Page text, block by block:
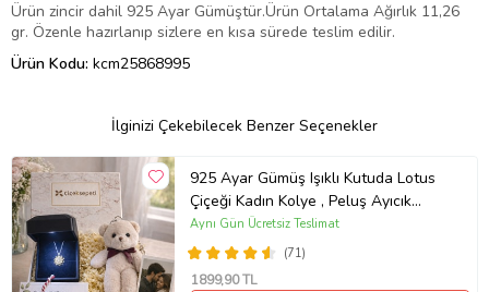
Ürün zincir dahil 925 Ayar Gümüştür.Ürün Ortalama Ağırlık 11,26
gr. Özenle hazırlanıp sizlere en kısa sürede teslim edilir.
Ürün Kodu: kcm25868995
İlginizi Çekebilecek Benzer Seçenekler
925 Ayar Gümüş Işıklı Kutuda Lotus
Çiçeği Kadın Kolye , Peluş Ayıcık
Anahtarlık Marteniçka Bileklik,
Polaroid Fotoğraf Hediye
(71)
Aynı Gün Ücretsiz Teslimat
1899,90 TL